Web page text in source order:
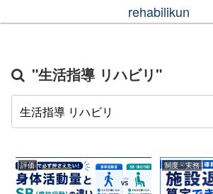
rehabilikun
"生活指導 リハビリ"
評価 制度・実務